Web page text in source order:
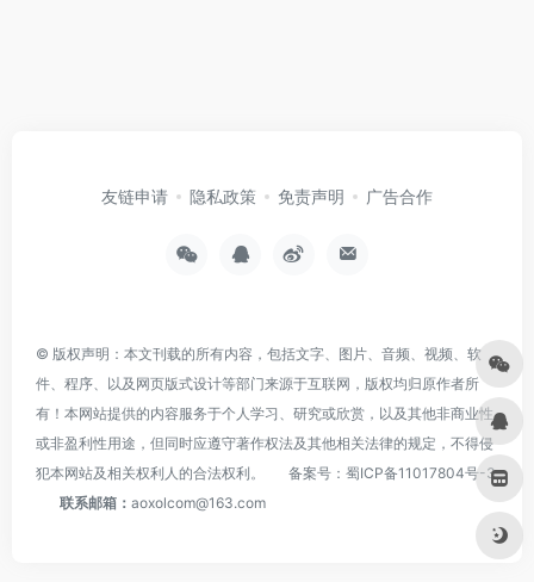
友链申请 隐私政策 免责声明 广告合作
© 版权声明：本文刊载的所有内容，包括文字、图片、音频、视频、软
件、程序、以及网页版式设计等部门来源于互联网，版权均归原作者所
有！本网站提供的内容服务于个人学习、研究或欣赏，以及其他非商业性
或非盈利性用途，但同时应遵守著作权法及其他相关法律的规定，不得侵
犯本网站及相关权利人的合法权利。
备案号： 蜀ICP备11017804号-3
联系邮箱： aoxolcom@163.com